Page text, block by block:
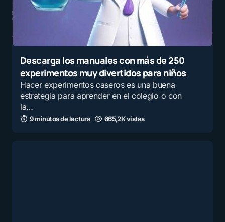
Descarga los manuales con más de 250
experimentos muy divertidos para niños
Hacer experimentos caseros es una buena
estrategia para aprender en el colegio o con
la…
9 minutos de lectura 665,2K vistas